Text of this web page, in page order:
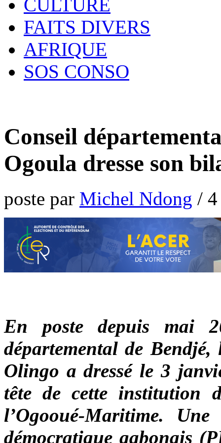
CULTURE
FAITS DIVERS
AFRIQUE
SOS CONSO
Conseil
Ogoula dresse son
poste par Michel Ndong /
En poste depuis mai
départemental de
Olingo a dressé le 3
tête de cette institution
l’Ogooué-Maritime.
démocratique gabonais